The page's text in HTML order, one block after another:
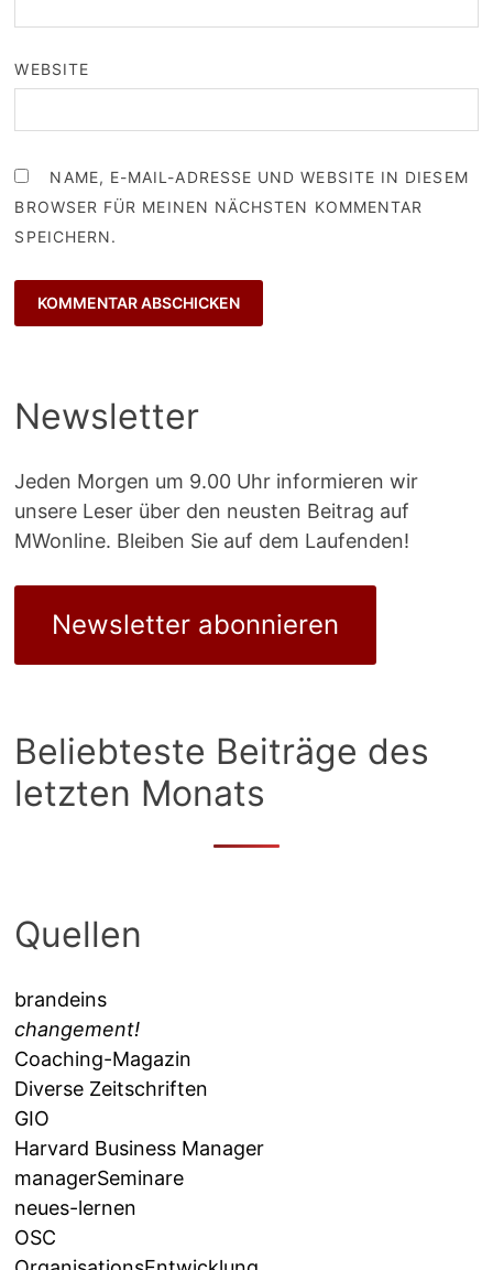
WEBSITE
NAME, E-MAIL-ADRESSE UND WEBSITE IN DIESEM
BROWSER FÜR MEINEN NÄCHSTEN KOMMENTAR
SPEICHERN.
Newsletter
Jeden Morgen um 9.00 Uhr informieren wir
unsere Leser über den neusten Beitrag auf
MWonline. Bleiben Sie auf dem Laufenden!
Newsletter abonnieren
Beliebteste Beiträge des
letzten Monats
Quellen
brandeins
changement!
Coaching-Magazin
Diverse Zeitschriften
GIO
Harvard Business Manager
managerSeminare
neues-lernen
OSC